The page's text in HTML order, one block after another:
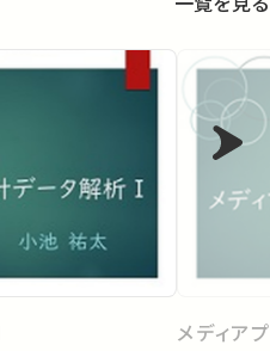
メディア